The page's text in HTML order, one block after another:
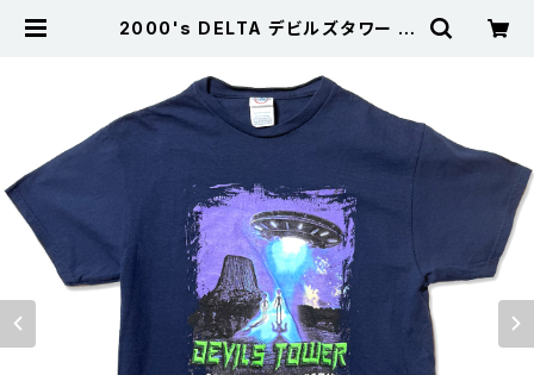
2000's DELTA デビルズタワー エ
クション Sunny Collection 公式
通販サイト